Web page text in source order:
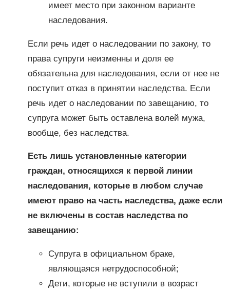
имеет место при законном варианте
наследования.
Если речь идет о наследовании по закону, то
права супруги неизменны и доля ее
обязательна для наследования, если от нее не
поступит отказ в принятии наследства. Если
речь идет о наследовании по завещанию, то
супруга может быть оставлена волей мужа,
вообще, без наследства.
Есть лишь установленные категории
граждан, относящихся к первой линии
наследования, которые в любом случае
имеют право на часть наследства, даже если
не включены в состав наследства по
завещанию:
Супруга в официальном браке,
являющаяся нетрудоспособной;
Дети, которые не вступили в возраст